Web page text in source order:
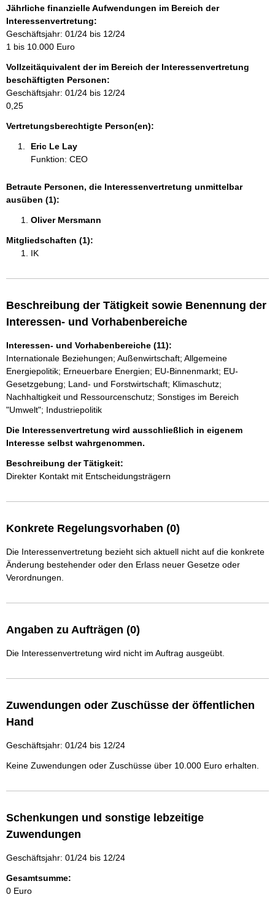
f
o
r
m
t
i
o
n
e
Jährliche finanzielle Aufwendungen im Bereich der
Interessenvertretung:
Geschäftsjahr: 01/24 bis 12/24
1 bis 10.000 Euro
Vollzeitäquivalent der im Bereich der Interessenvertretung
beschäftigten Personen:
Geschäftsjahr: 01/24 bis 12/24
0,25
Vertretungsberechtigte Person(en):
Eric Le Lay
Funktion: CEO
Betraute Personen, die Interessenvertretung unmittelbar
ausüben (1):
Oliver Mersmann
Mitgliedschaften (1):
IK
Beschreibung der Tätigkeit sowie Benennung der
Interessen- und Vorhabenbereiche
Interessen- und Vorhabenbereiche (11):
Internationale Beziehungen; Außenwirtschaft; Allgemeine
Energiepolitik; Erneuerbare Energien; EU-Binnenmarkt; EU-
Gesetzgebung; Land- und Forstwirtschaft; Klimaschutz;
Nachhaltigkeit und Ressourcenschutz; Sonstiges im Bereich
"Umwelt"; Industriepolitik
Die Interessenvertretung wird ausschließlich in eigenem
Interesse selbst wahrgenommen.
Beschreibung der Tätigkeit:
Direkter Kontakt mit Entscheidungsträgern
Konkrete Regelungsvorhaben (0)
Die Interessenvertretung bezieht sich aktuell nicht auf die konkrete
Änderung bestehender oder den Erlass neuer Gesetze oder
Verordnungen.
Angaben zu Aufträgen (0)
Die Interessenvertretung wird nicht im Auftrag ausgeübt.
Zuwendungen oder Zuschüsse der öffentlichen
Hand
Geschäftsjahr: 01/24 bis 12/24
Keine Zuwendungen oder Zuschüsse über 10.000 Euro erhalten.
Schenkungen und sonstige lebzeitige
Zuwendungen
Geschäftsjahr: 01/24 bis 12/24
Gesamtsumme:
0 Euro